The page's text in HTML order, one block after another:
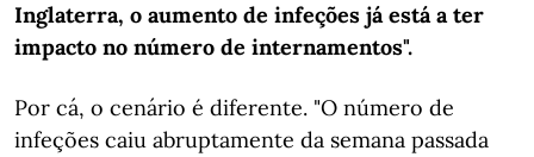
Inglaterra, o aumento de infeções já está a ter
impacto no número de internamentos".
Por cá, o cenário é diferente. "O número de
infeções caiu abruptamente da semana passada